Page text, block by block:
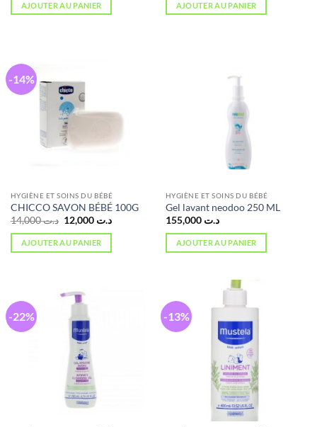
AJOUTER AU PANIER AJOUTER AU PANIER
-14%
HYGIÈNE ET SOINS DU BÉBÉ
CHICCO SAVON BÉBÉ 100G
د.ت14,000
Le
prix
initial
était :
د.ت 14,000.
د.ت 12,000
Le
AJOUTER AU PANIER
HYGIÈNE ET SOINS DU BÉBÉ
Gel lavant neodoo 250 ML
د.ت 155,000
AJOUTER AU PANIER
-22% -13%